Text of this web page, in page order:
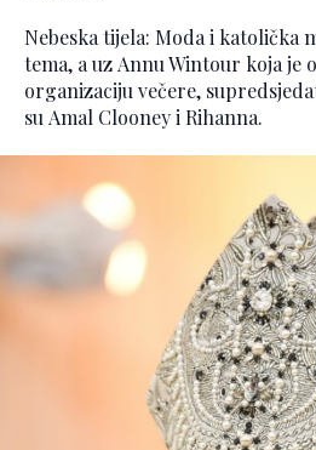
Nebeska tijela: Moda i katolička
tema, a uz Annu Wintour koja je
organizaciju večere,
su Amal Clooney i Rihanna.